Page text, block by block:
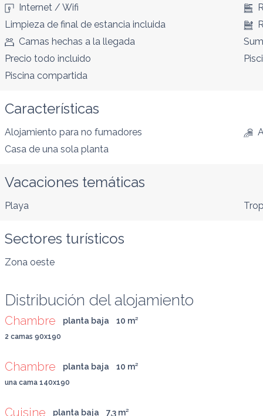
Internet / Wifi
Limpieza de final de estancia incluida
Camas hechas a la llegada
Precio todo incluido
Piscina compartida
Características
Alojamiento para no fumadores
Casa de una sola planta
Vacaciones temáticas
Playa
Sectores turísticos
Zona oeste
Distribución del alojamiento
Chambre planta baja 10 m²
2 camas 90x190
Chambre planta baja 10 m²
una cama 140x190
Cuisine planta baja 7,3 m²